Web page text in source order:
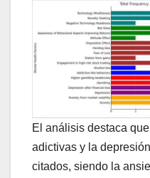
El análisis destaca
adictivas y la
citados, siendo la